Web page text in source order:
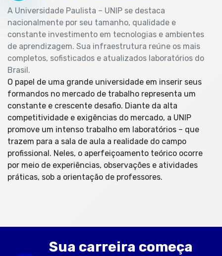
A Universidade Paulista – UNIP se destaca
nacionalmente por seu tamanho, qualidade e
constante investimento em tecnologias e ambientes
de aprendizagem. Sua infraestrutura reúne os mais
completos, sofisticados e atualizados laboratórios do
Brasil.
O papel de uma grande universidade em inserir seus
formandos no mercado de trabalho representa um
constante e crescente desafio. Diante da alta
competitividade e exigências do mercado, a UNIP
promove um intenso trabalho em laboratórios – que
trazem para a sala de aula a realidade do campo
profissional. Neles, o aperfeiçoamento teórico ocorre
por meio de experiências, observações e atividades
práticas, sob a orientação de professores.
Sua carreira começa